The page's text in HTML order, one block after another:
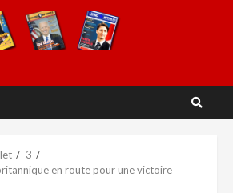
3
en route pour une victoire